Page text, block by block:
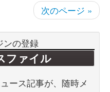
次のページ »
ンの登録
ファイル
ース記事が、随時メ